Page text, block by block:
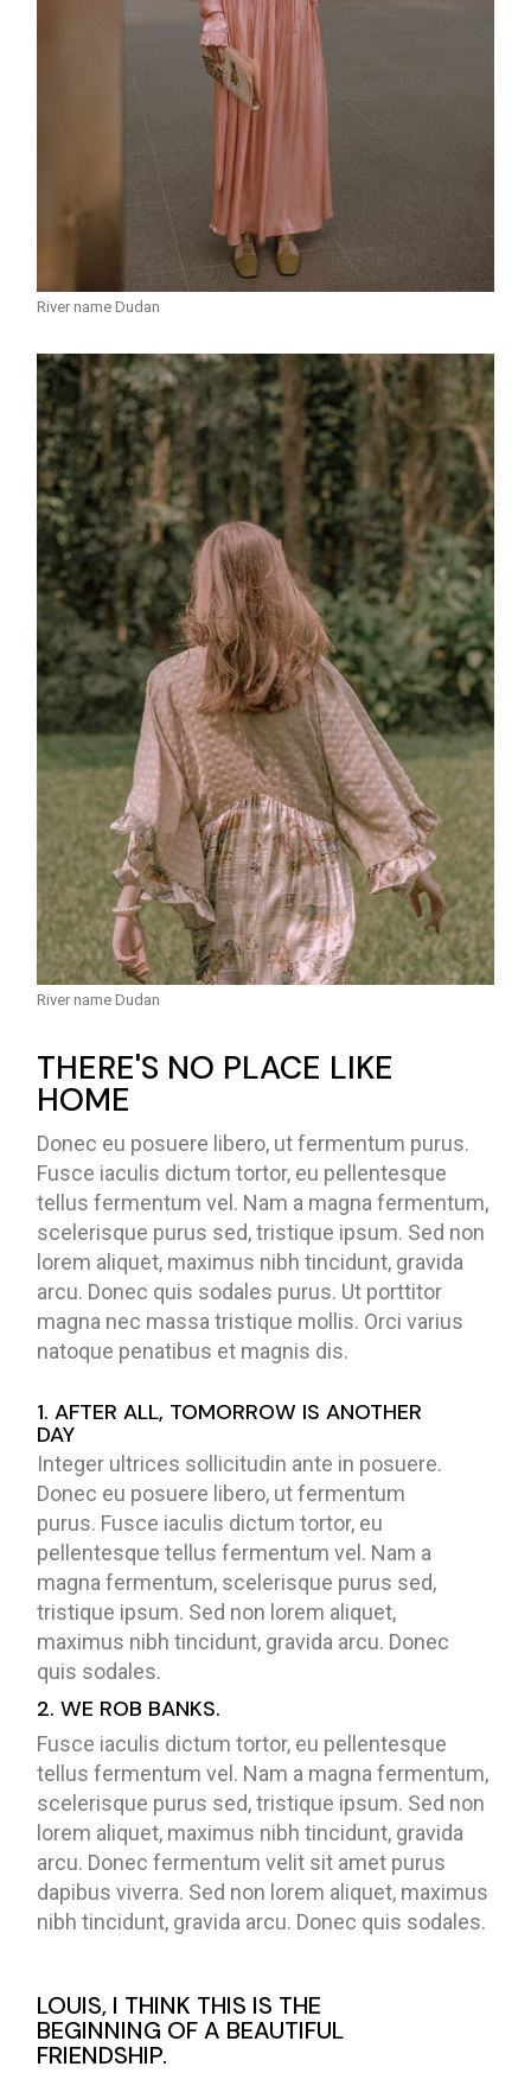
River name Dudan
River name Dudan
THERE'S NO PLACE LIKE
HOME
Donec eu posuere libero, ut fermentum purus.
Fusce iaculis dictum tortor, eu pellentesque
tellus fermentum vel. Nam a magna fermentum,
scelerisque purus sed, tristique ipsum. Sed non
lorem aliquet, maximus nibh tincidunt, gravida
arcu. Donec quis sodales purus. Ut porttitor
magna nec massa tristique mollis. Orci varius
natoque penatibus et magnis dis.
1. AFTER ALL, TOMORROW IS ANOTHER
DAY
Integer ultrices sollicitudin ante in posuere.
Donec eu posuere libero, ut fermentum
purus. Fusce iaculis dictum tortor, eu
pellentesque tellus fermentum vel. Nam a
magna fermentum, scelerisque purus sed,
tristique ipsum. Sed non lorem aliquet,
maximus nibh tincidunt, gravida arcu. Donec
quis sodales.
2. WE ROB BANKS.
Fusce iaculis dictum tortor, eu pellentesque
tellus fermentum vel. Nam a magna fermentum,
scelerisque purus sed, tristique ipsum. Sed non
lorem aliquet, maximus nibh tincidunt, gravida
arcu. Donec fermentum velit sit amet purus
dapibus viverra. Sed non lorem aliquet, maximus
nibh tincidunt, gravida arcu. Donec quis sodales.
LOUIS, I THINK THIS IS THE
BEGINNING OF A BEAUTIFUL
FRIENDSHIP.